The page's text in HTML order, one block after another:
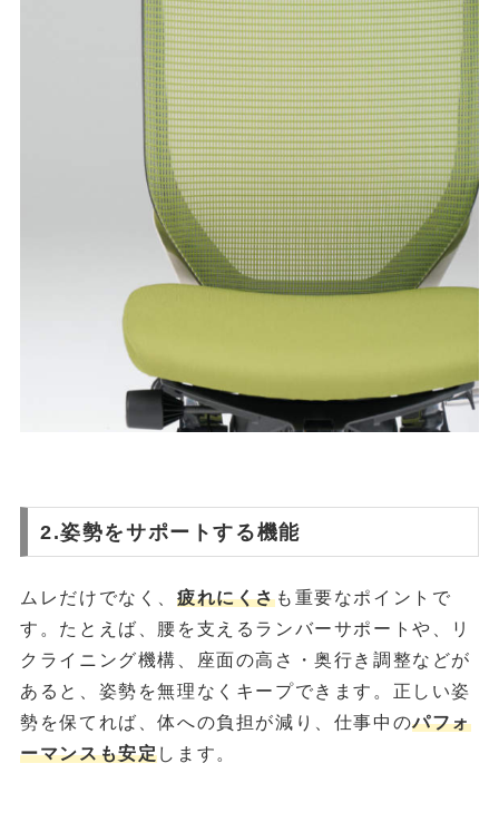
2.姿勢をサポートする機能
ムレだけでなく、疲れにくさも重要なポイントで
す。たとえば、腰を支えるランバーサポートや、リ
クライニング機構、座面の高さ・奥行き調整などが
あると、姿勢を無理なくキープできます。正しい姿
勢を保てれば、体への負担が減り、仕事中のパフォ
ーマンスも安定します。